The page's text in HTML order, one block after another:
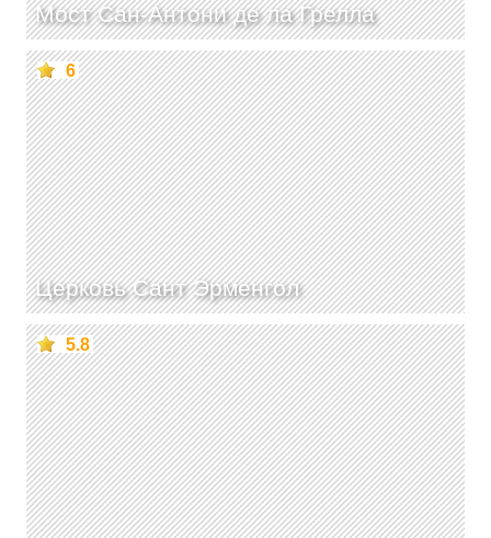
Мост Сан-Антони де ла Грелла
Церковь Сант Эрменгол
6
5.8